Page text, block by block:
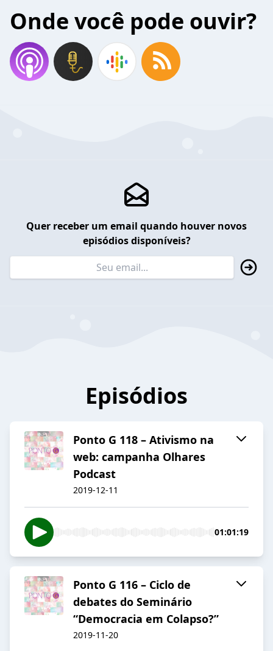
Onde você pode ouvir?
Quer receber um email quando houver novos
episódios disponíveis?
Episódios
Ponto G 118 – Ativismo na
web: campanha Olhares
Podcast
2019-12-11
01:01:19
Ponto G 116 – Ciclo de
debates do Seminário
“Democracia em Colapso?”
2019-11-20